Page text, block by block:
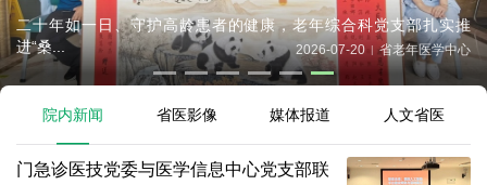
二十年如一日、守护高龄患者的健康，老年综合科党支部扎实推
进“桑...
2026-07-20 | 省老年医学中心
院内新闻 省医影像 媒体报道 人文省医
门急诊医技党委与医学信息中心党支部联